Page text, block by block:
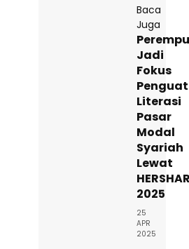
Baca
Juga
Jadi
Fokus
Literasi
Pasar
Modal
Syariah
Lewat
2025
25
APR
2025